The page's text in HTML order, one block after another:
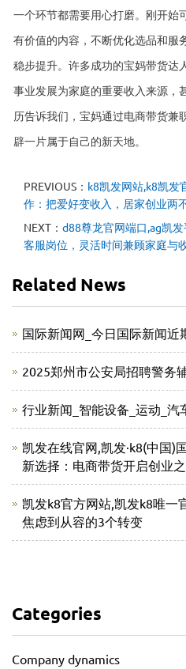
一个环节都需要用心打磨。刚开始
有价值的内容，不断优化选品和服
稳步提升。许多成功的宝妈带货达
事业发展为家庭的重要收入来源，
历告诉我们，宝妈通过电商带货兼
辟一片属于自己的新天地。
PREVIOUS： k8凯发网站,k8凯发
作：把爱好变收入，居家创业两
NEXT： d88尊龙官网端口,ag凯
客服岗位，灵活时间兼顾家庭与
Related News
国际新闻网_今日国际新闻近
2025郑州市公安局招聘警务
行业新闻_智能设备_运动_汽
凯发在线官网,凯发·k8(中国)
新选择：电商带货开启创业
凯发k8官方网站,凯发k8唯一
焦虑到从容的3个转变
Categories
Company dynamics